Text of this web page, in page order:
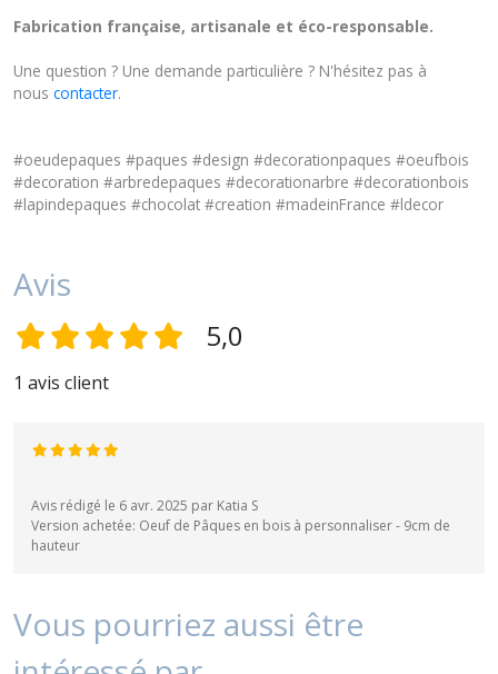
Fabrication française, artisanale et éco-responsable.
Une question ? Une demande particulière ? N'hésitez pas à
nous contacter.
#oeudepaques #paques #design #decorationpaques #oeufbois
#decoration #arbredepaques #decorationarbre #decorationbois
#lapindepaques #chocolat #creation #madeinFrance #ldecor
Avis
5,0
1 avis client
Avis rédigé le 6 avr. 2025 par Katia S
Version achetée: Oeuf de Pâques en bois à personnaliser - 9cm de
hauteur
Vous pourriez aussi être